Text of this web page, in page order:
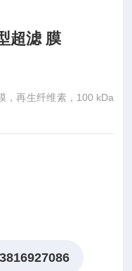
超滤 膜
，再生纤维素，100 kDa